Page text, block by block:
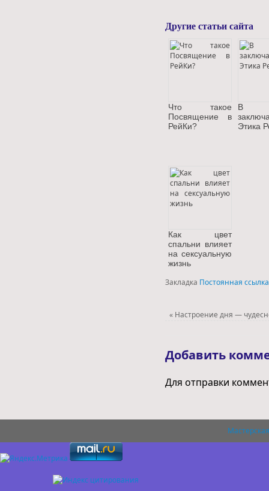
Другие статьи сайта
Что такое
Посвящение в
РейКи?
В
Этика
Как цвет
спальни влияет
на сексуальную
жизнь
Закладка Постоянная ссылка
«Настроение дня —
Добавить
Для отправки